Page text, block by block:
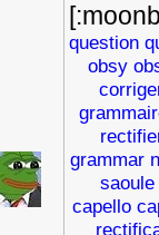
question
obsy
grammar
saoule
capello